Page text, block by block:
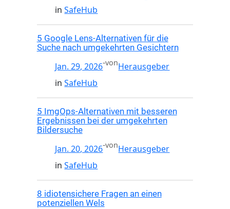
inSafeHub
5 Google Lens-Alternativen für die
Suche nach umgekehrten Gesichtern
Jan. 29, 2026-vonHerausgeber
inSafeHub
5 ImgOps-Alternativen mit besseren
Ergebnissen bei der umgekehrten
Bildersuche
Jan. 20, 2026-vonHerausgeber
inSafeHub
8 idiotensichere Fragen an einen
potenziellen Wels